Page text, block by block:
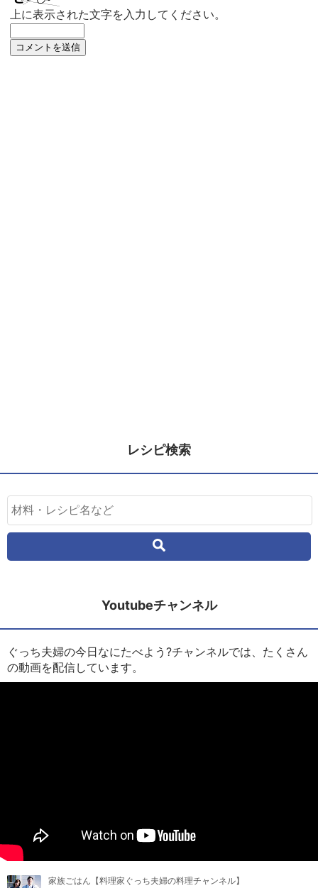
上に表示された文字を入力してください。
レシピ検索
Youtubeチャンネル
ぐっち夫婦の今日なにたべよう?チャンネルでは、たくさん
の動画を配信しています。